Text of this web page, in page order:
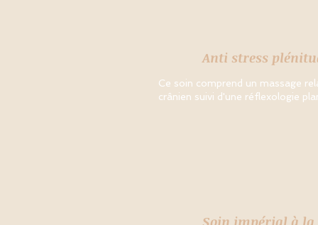
Anti stress
Ce soin comprend un massage
crânien suivi d'une réflexologie
Soin impérial à la